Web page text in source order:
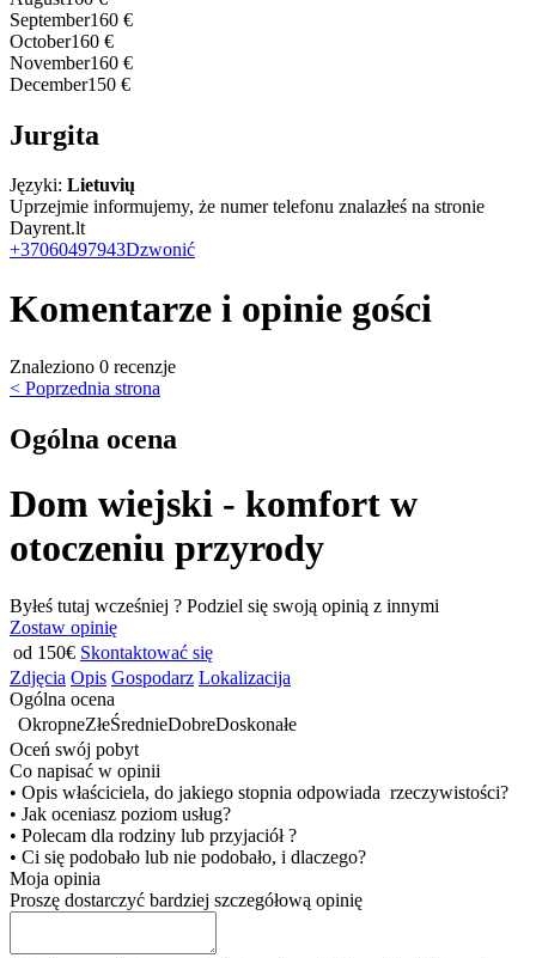
September160 €
October160 €
November160 €
December150 €
Jurgita
Języki: Lietuvių
Uprzejmie informujemy, że numer telefonu znalazłeś na stronie
Dayrent.lt
+37060497943Dzwonić
Komentarze i opinie gości
Znaleziono 0 recenzje
< Poprzednia strona
Ogólna ocena
Dom wiejski - komfort w
otoczeniu przyrody
Byłeś tutaj wcześniej ? Podziel się swoją opinią z innymi
Zostaw opinię
od 150€ Skontaktować się
Zdjęcia Opis Gospodarz Lokalizacija
Ogólna ocena
OkropneZłeŚrednieDobreDoskonałe
Oceń swój pobyt
Co napisać w opinii
• Opis właściciela, do jakiego stopnia odpowiada rzeczywistości?
• Jak oceniasz poziom usług?
• Polecam dla rodziny lub przyjaciół ?
• Ci się podobało lub nie podobało, i dlaczego?
Moja opinia
Proszę dostarczyć bardziej szczegółową opinię